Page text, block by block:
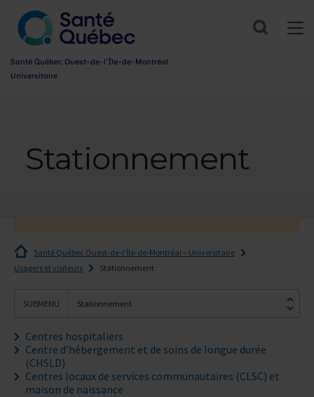
Search
Santé Québec Ouest-de-l’Île-de-Montréal
Universitaire
webStationnement
Santé Québec Ouest-de-l’Île-de-Montréal – Universitaire
Usagers et visiteurs
Stationnement
Stationnement
Centres hospitaliers
Centre d’hébergement et de soins de longue durée
(CHSLD)
Centres locaux de services communautaires (CLSC) et
maison de naissance